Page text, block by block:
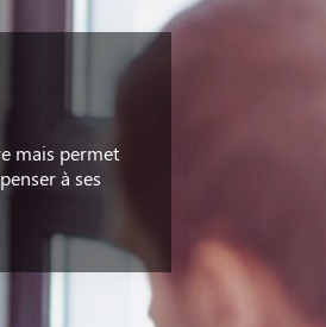
mais permet
à ses